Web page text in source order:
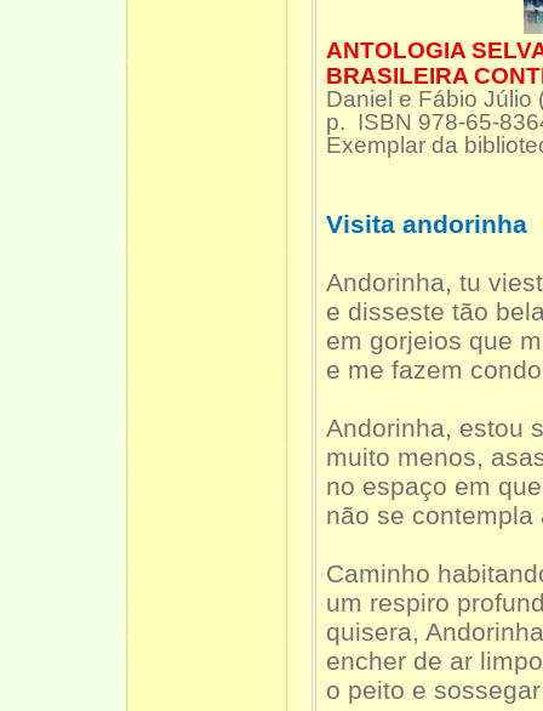
ANTOLOGIA
BRASILEIRA
Daniel e Fábio
p. ISBN 978-65-
Exemplar da
Visita andorinha
Andorinha, tu
e disseste tão
em gorjeios que
e me fazem
Andorinha, estou
muito menos,
no espaço em
não se contempla
Caminho
um respiro
quisera,
encher de ar limpo
o peito e sossegar